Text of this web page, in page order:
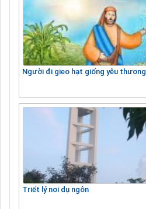
Người đi gieo hạt giống yêu thương
Triết lý nơi dụ ngôn